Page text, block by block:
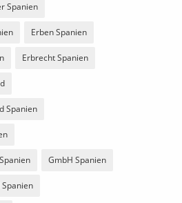
Spanien
Erben Spanien
Erbrecht Spanien
Spanien
GmbH Spanien